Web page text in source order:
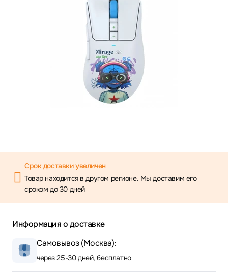
Срок доставки увеличен
Товар находится в другом регионе. Мы доставим его
сроком до 30 дней
Информация о доставке
Самовывоз (Москва):
через 25-30 дней, бесплатно